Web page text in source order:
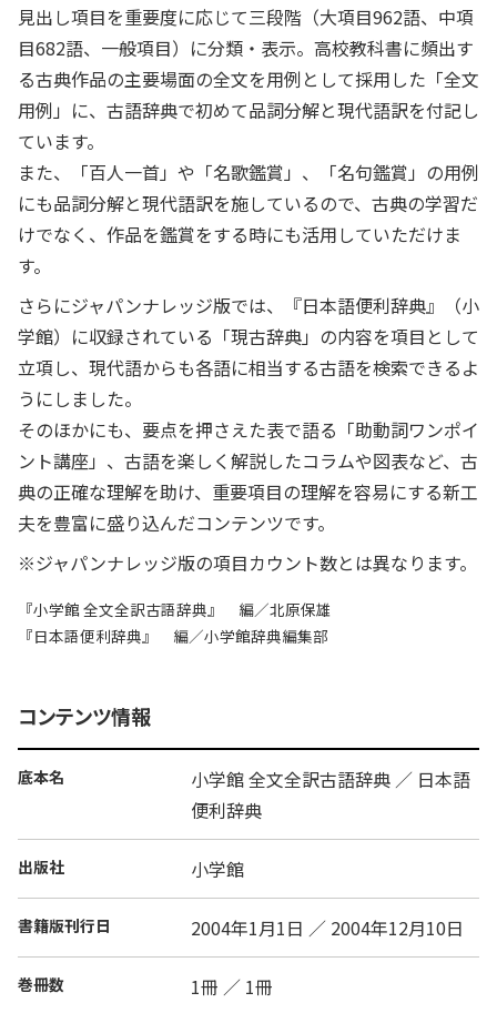
見出し項目を重要度に応じて三段階（大項目962語、中項
目682語、一般項目）に分類・表示。高校教科書に頻出す
る古典作品の主要場面の全文を用例として採用した「全文
用例」に、古語辞典で初めて品詞分解と現代語訳を付記し
ています。
また、「百人一首」や「名歌鑑賞」、「名句鑑賞」の用例
にも品詞分解と現代語訳を施しているので、古典の学習だ
けでなく、作品を鑑賞をする時にも活用していただけま
す。
さらにジャパンナレッジ版では、『日本語便利辞典』（小
学館）に収録されている「現古辞典」の内容を項目として
立項し、現代語からも各語に相当する古語を検索できるよ
うにしました。
そのほかにも、要点を押さえた表で語る「助動詞ワンポイ
ント講座」、古語を楽しく解説したコラムや図表など、古
典の正確な理解を助け、重要項目の理解を容易にする新工
夫を豊富に盛り込んだコンテンツです。
※ジャパンナレッジ版の項目カウント数とは異なります。
『小学館 全文全訳古語辞典』 編／北原保雄
『日本語便利辞典』 編／小学館辞典編集部
コンテンツ情報
底本名
小学館 全文全訳古語辞典 ／ 日本語
便利辞典
出版社 小学館
書籍版刊行日 2004年1月1日 ／ 2004年12月10日
巻冊数 1冊 ／ 1冊